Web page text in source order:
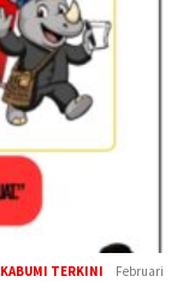
TERKINI
Februari